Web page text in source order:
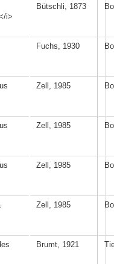
i>
Bütschli, 1873
Fuchs, 1930
Zell, 1985
Zell, 1985
Zell, 1985
Zell, 1985
Brumt, 1921